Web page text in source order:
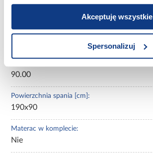
Akceptuję wszystkie
Spersonalizuj
Szerokość pow. spania [cm]:
90.00
Powierzchnia spania [cm]:
190x90
Materac w komplecie:
Nie